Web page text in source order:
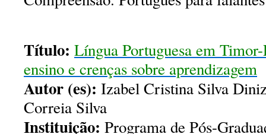
Título: Língua Portuguesa em
ensino e crenças sobre aprendizagem
Autor (es): Izabel Cristina Silva
Correia Silva
Instituição: Programa de Pós-